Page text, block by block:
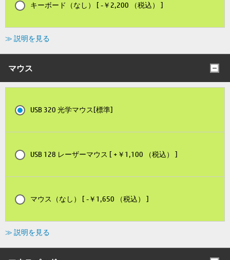
キーボード（なし） [ -￥2,200 （税込） ]
≫ 説明を見る
マウス
USB 320 光学マウス[標準]
USB 128 レーザーマウス [ +￥1,100 （税込） ]
マウス（なし） [ -￥1,650 （税込） ]
≫ 説明を見る